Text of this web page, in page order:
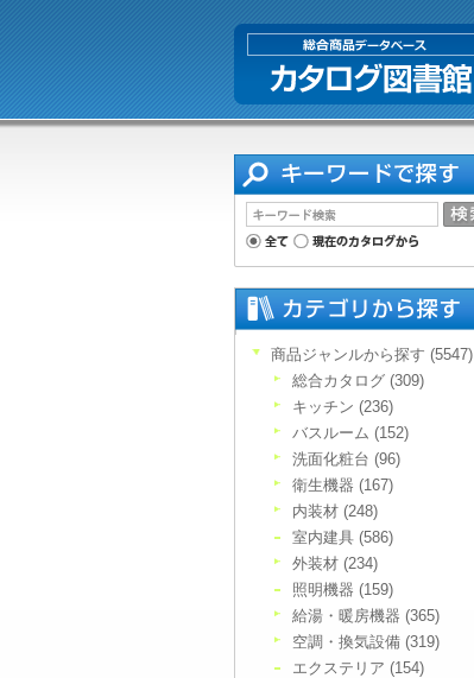
商品ジャンルから探す (5547)
総合カタログ (309)
キッチン (236)
バスルーム (152)
洗面化粧台 (96)
衛生機器 (167)
内装材 (248)
室内建具 (586)
外装材 (234)
照明機器 (159)
給湯・暖房機器 (365)
空調・換気設備 (319)
エクステリア (154)